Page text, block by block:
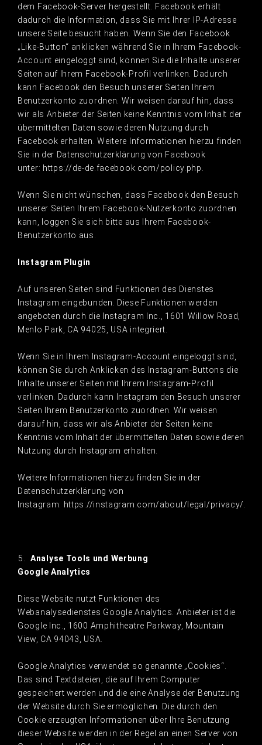
dem Facebook-Server hergestellt. Facebook erhält
dadurch die Information, dass Sie mit Ihrer IP-Adresse
unsere Seite besucht haben. Wenn Sie den Facebook
„Like-Button“ anklicken während Sie in Ihrem Facebook-
Account eingeloggt sind, können Sie die Inhalte unserer
Seiten auf Ihrem Facebook-Profil verlinken. Dadurch
kann Facebook den Besuch unserer Seiten Ihrem
Benutzerkonto zuordnen. Wir weisen darauf hin, dass
wir als Anbieter der Seiten keine Kenntnis vom Inhalt der
übermittelten Daten sowie deren Nutzung durch
Facebook erhalten. Weitere Informationen hierzu finden
Sie in der Datenschutzerklärung von Facebook
unter: https://de-de.facebook.com/policy.php.
Wenn Sie nicht wünschen, dass Facebook den Besuch
unserer Seiten Ihrem Facebook-Nutzerkonto zuordnen
kann, loggen Sie sich bitte aus Ihrem Facebook-
Benutzerkonto aus.
Instagram Plugin
Auf unseren Seiten sind Funktionen des Dienstes
Instagram eingebunden. Diese Funktionen werden
angeboten durch die Instagram Inc., 1601 Willow Road,
Menlo Park, CA 94025, USA integriert.
Wenn Sie in Ihrem Instagram-Account eingeloggt sind,
können Sie durch Anklicken des Instagram-Buttons die
Inhalte unserer Seiten mit Ihrem Instagram-Profil
verlinken. Dadurch kann Instagram den Besuch unserer
Seiten Ihrem Benutzerkonto zuordnen. Wir weisen
darauf hin, dass wir als Anbieter der Seiten keine
Kenntnis vom Inhalt der übermittelten Daten sowie deren
Nutzung durch Instagram erhalten.
Weitere Informationen hierzu finden Sie in der
Datenschutzerklärung von
Instagram: https://instagram.com/about/legal/privacy/.
Analyse Tools und Werbung
Google Analytics
Diese Website nutzt Funktionen des
Webanalysedienstes Google Analytics. Anbieter ist die
Google Inc., 1600 Amphitheatre Parkway, Mountain
View, CA 94043, USA.
Google Analytics verwendet so genannte „Cookies“.
Das sind Textdateien, die auf Ihrem Computer
gespeichert werden und die eine Analyse der Benutzung
der Website durch Sie ermöglichen. Die durch den
Cookie erzeugten Informationen über Ihre Benutzung
dieser Website werden in der Regel an einen Server von